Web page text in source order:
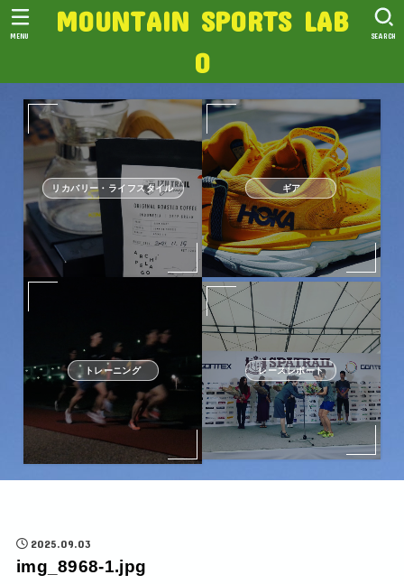
MOUNTAIN SPORTS LAB
O
SEARCH
MENU
リカバリー・ライフスタイル ギア
トレーニング レースレポート
2025.09.03
img_8968-1.jpg